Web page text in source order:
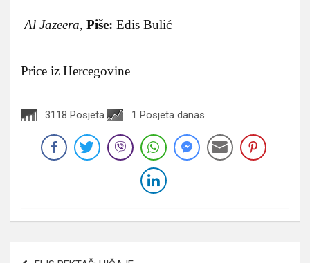
Al Jazeera, Piše: Edis Bulić
Price iz Hercegovine
3118 Posjeta 1 Posjeta danas